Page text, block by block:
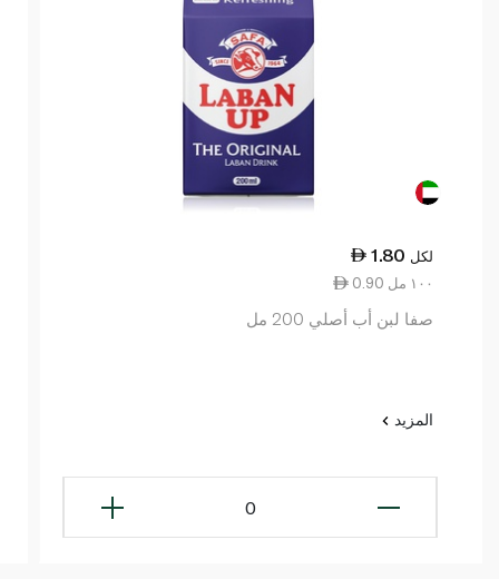
1.80 لكل
0.90 ١٠٠ مل
صفا لبن أب أصلي 200 مل
المزيد
0